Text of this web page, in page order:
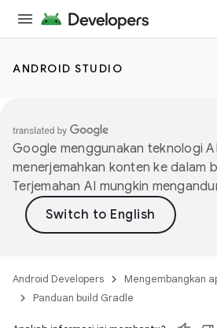
ANDROID STUDIO
Google menggunakan teknologi
menerjemahkan konten ke dalam
Terjemahan AI mungkin
Android Developers Mengembangkan
Panduan build Gradle